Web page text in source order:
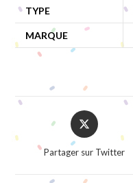
TYPE
MARQUE
Opens
in
a
new
Partager sur Twitter